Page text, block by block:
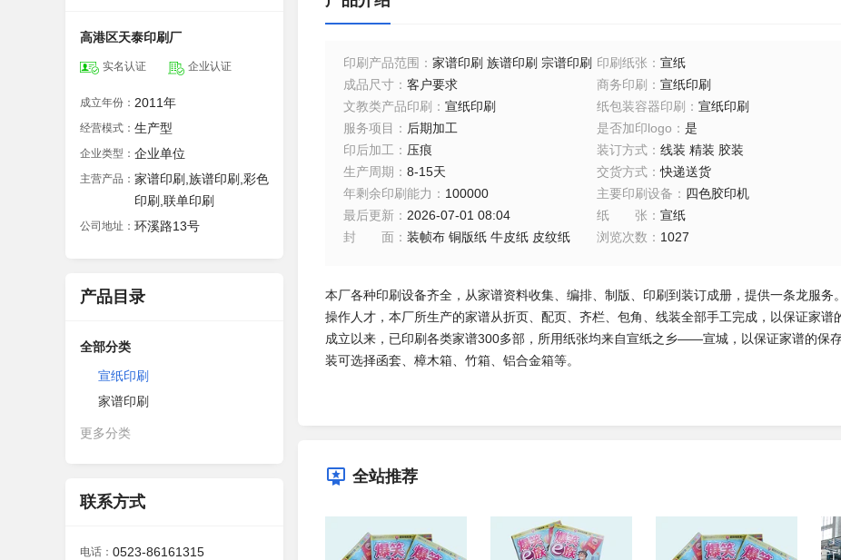
高港区天泰印刷厂
实名认证 企业认证
成立年份： 2011年
经营模式： 生产型
企业类型： 企业单位
主营产品： 家谱印刷,族谱印刷,彩色
印刷,联单印刷
公司地址： 环溪路13号
产品目录
全部分类
宣纸印刷
家谱印刷
更多分类
联系方式
电话： 0523-86161315
印刷产品范围 ： 家谱印刷 族谱印刷 宗谱印刷 印刷纸张 ： 宣纸
成品尺寸 ： 客户要求 商务印刷 ： 宣纸印刷
文教类产品印刷 ： 宣纸印刷 纸包装容器印刷 ： 宣纸印刷
服务项目 ： 后期加工 是否加印logo ： 是
印后加工 ： 压痕 装订方式： 线装 精装 胶装
生产周期 ： 8-15天 交货方式：快递送货
年剩余印刷能力 ： 100000 主要印刷设备 ： 四色胶印机
最后更新 ： 2026-07-01 08:04 纸张 ： 宣纸
封面 ： 装帧布 铜版纸 牛皮纸 皮纹纸 浏览次数 ： 1027
本厂各种印刷设备齐全，从家谱资料收集、编排、制版、印刷到装订成册，提供一条龙服
操作人才，本厂所生产的家谱从折页、配页、齐栏、包角、线装全部手工完成，以保证家
成立以来，已印刷各类家谱300多部，所用纸张均来自宣纸之乡——宣城，以保证家谱的保
装可选择函套、樟木箱、竹箱、铝合金箱等。
全站推荐